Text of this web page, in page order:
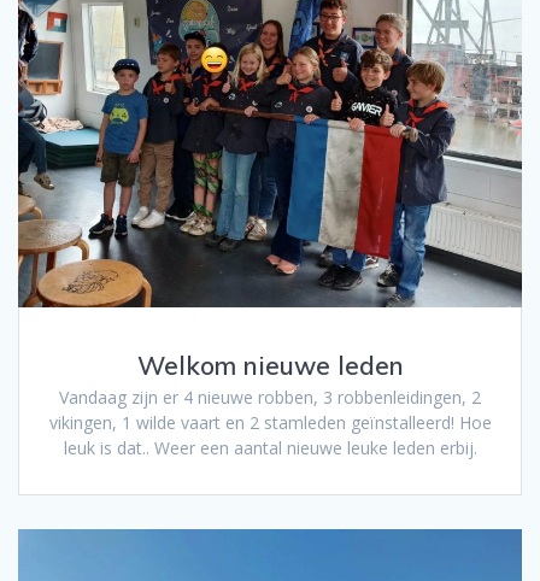
Welkom nieuwe leden
Vandaag zijn er 4 nieuwe robben, 3 robbenleidingen, 2
vikingen, 1 wilde vaart en 2 stamleden geïnstalleerd! Hoe
leuk is dat.. Weer een aantal nieuwe leuke leden erbij.